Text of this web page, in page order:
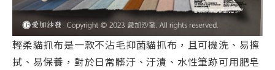
輕柔貓抓布是一款不沾毛抑菌貓抓布，且可機洗、易擦
拭、易保養，對於日常髒汙、汙漬、水性筆跡可用肥皂